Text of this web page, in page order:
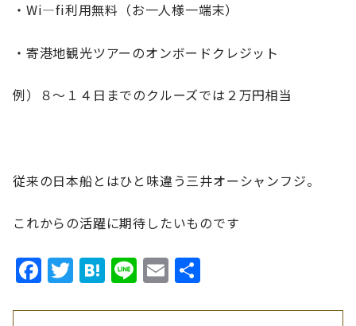
・Wi―fi利用無料（お一人様一端末）
・寄港地観光ツアーのオンボードクレジット
例）８～１４日までのクルーズでは２万円相当
従来の日本船とはひと味違う三井オーシャンフジ。
これからの活躍に期待したいものです
Facebook
Twitter
Hatena
LineEmail